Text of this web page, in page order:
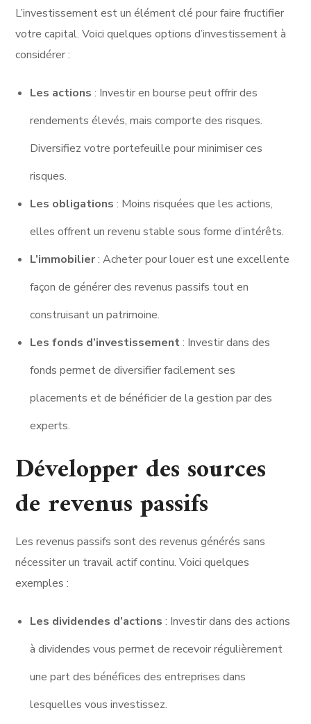
L’investissement est un élément clé pour faire fructifier
votre capital. Voici quelques options d’investissement à
considérer :
Les actions : Investir en bourse peut offrir des
rendements élevés, mais comporte des risques.
Diversifiez votre portefeuille pour minimiser ces
risques.
Les obligations : Moins risquées que les actions,
elles offrent un revenu stable sous forme d’intérêts.
L’immobilier: Acheter pour louer est une excellente
façon de générer des revenus passifs tout en
construisant un patrimoine.
Les fonds d’investissement: Investir dans des
fonds permet de diversifier facilement ses
placements et de bénéficier de la gestion par des
experts.
Développer des sources
de revenus passifs
Les revenus passifs sont des revenus générés sans
nécessiter un travail actif continu. Voici quelques
exemples :
Les dividendes d’actions : Investir dans des actions
à dividendes vous permet de recevoir régulièrement
une part des bénéfices des entreprises dans
lesquelles vous investissez.